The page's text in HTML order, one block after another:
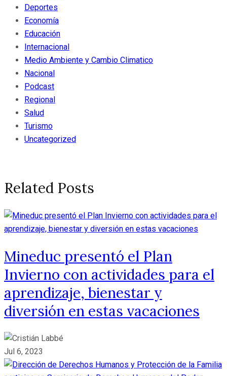
Deportes
Economía
Educación
Internacional
Medio Ambiente y Cambio Climatico
Nacional
Podcast
Regional
Salud
Turismo
Uncategorized
Related Posts
Mineduc presentó el Plan
Invierno con actividades para el
aprendizaje, bienestar y
diversión en estas vacaciones
Jul 6, 2023